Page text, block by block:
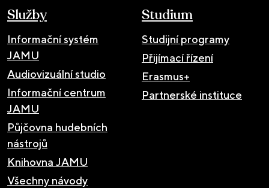
Služby
Informační systém
JAMU
Audiovizuální studio
Informační centrum
JAMU
Půjčovna hudebních
nástrojů
Knihovna JAMU
Všechny návody
Studium
Studijní programy
Přijímací řízení
Erasmus+
Partnerské instituce